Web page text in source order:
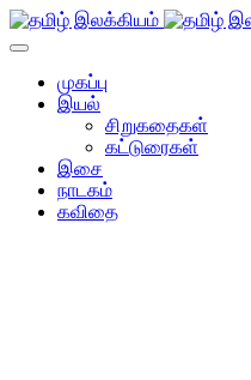
முகப்பு
இயல்
சிறுகதைகள்
கட்டுரைகள்
இசை
நாடகம்
கவிதை